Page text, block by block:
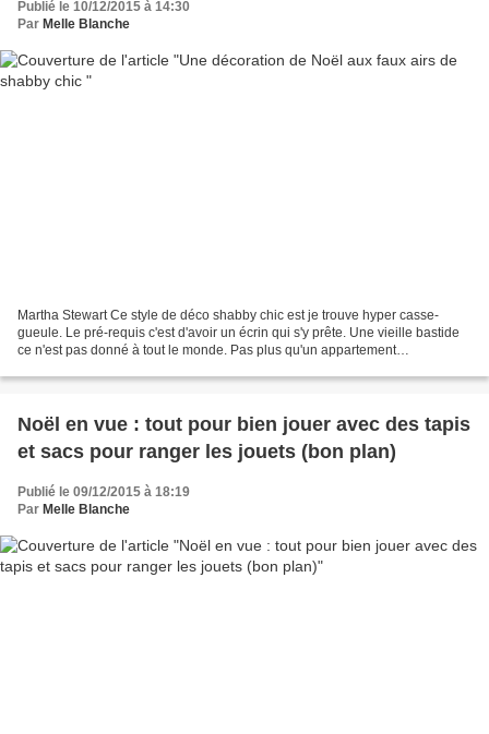
Publié le 10/12/2015 à 14:30
Par Melle Blanche
Martha Stewart Ce style de déco shabby chic est je trouve hyper casse-
gueule. Le pré-requis c'est d'avoir un écrin qui s'y prête. Une vieille bastide
ce n'est pas donné à tout le monde. Pas plus qu'un appartement
Noël en vue : tout pour bien jouer avec des tapis
et sacs pour ranger les jouets (bon plan)
Publié le 09/12/2015 à 18:19
Par Melle Blanche